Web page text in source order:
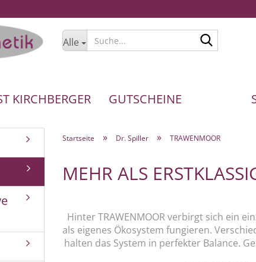
Alle
KIRCHBERGER GUTSCHEINE
Startseite » Dr. Spiller » TRAWENMOOR
MEHR ALS
Hinter TRAWENMOOR verbirgt sich ein
als eigenes Ökosystem fungieren.
halten das System in perfekter Balance.